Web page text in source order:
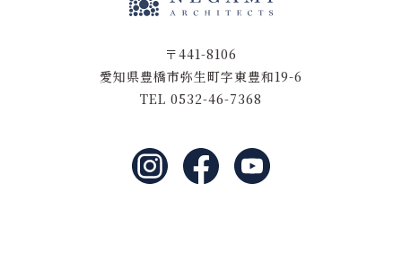
〒441-8106
愛知県豊橋市弥生町字東豊和19-6
TEL 0532-46-7368